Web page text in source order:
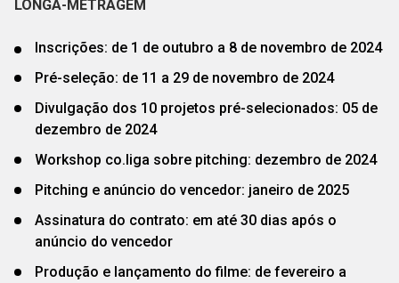
LONGA-METRAGEM
Inscrições: de 1 de outubro a 8 de novembro de 2024
Pré-seleção: de 11 a 29 de novembro de 2024
Divulgação dos 10 projetos pré-selecionados: 05 de
dezembro de 2024
Workshop co.liga sobre pitching: dezembro de 2024
Pitching e anúncio do vencedor: janeiro de 2025
Assinatura do contrato: em até 30 dias após o
anúncio do vencedor
Produção e lançamento do filme: de fevereiro a